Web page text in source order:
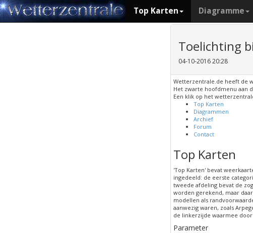
Top Karten Diagramme
Toelichting
04-10-2016 20:28
Wetterzentrale.de heeft de
Het zwarte hoofdmenu aan
Een klik op het
Top Karten
Diagrammen
Archief
Forum
Contact
Top Karten
'Top Karten' bevat
ingedeeld: de eerste
tweede afdeling bevat de
worden gerekend, maar
modellen als
aanwezig waren, zoals
de linkerzijde waarmee
Parameter